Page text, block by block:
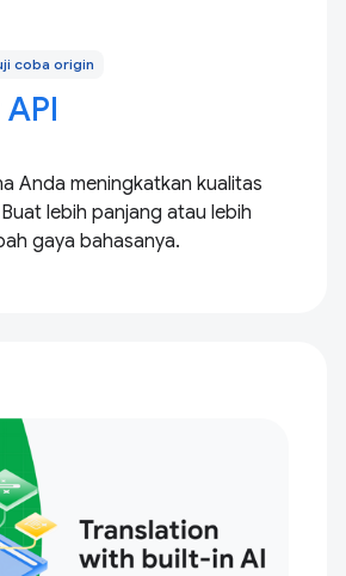
coba origin
Anda meningkatkan kualitas
lebih panjang atau lebih
gaya bahasanya.